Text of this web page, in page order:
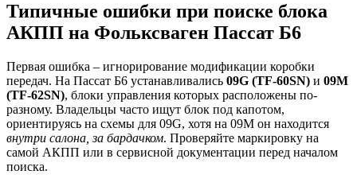
Типичные ошибки при поиске блока
АКПП на Фольксваген Пассат Б6
Первая ошибка – игнорирование модификации коробки
передач. На Пассат Б6 устанавливались 09G (TF-60SN) и 09M
(TF-62SN), блоки управления которых расположены по-
разному. Владельцы часто ищут блок под капотом,
ориентируясь на схемы для 09G, хотя на 09M он находится
внутри салона, за бардачком. Проверяйте маркировку на
самой АКПП или в сервисной документации перед началом
поиска.